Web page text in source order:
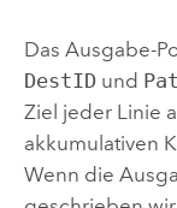
Das Ausgabe-
DestIDund
Ziel jeder Linie
akkumulativen
Wenn die